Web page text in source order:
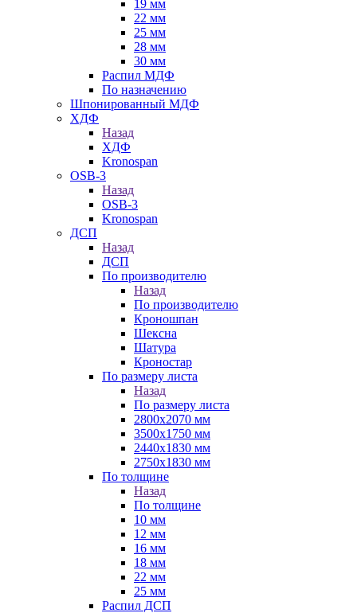
19 мм
22 мм
25 мм
28 мм
30 мм
Распил МДФ
По назначению
Шпонированный МДФ
ХДФ
Назад
ХДФ
Kronospan
OSB-3
Назад
OSB-3
Kronospan
ДСП
Назад
ДСП
По производителю
Назад
По производителю
Кроношпан
Шексна
Шатура
Кроностар
По размеру листа
Назад
По размеру листа
2800х2070 мм
3500х1750 мм
2440х1830 мм
2750х1830 мм
По толщине
Назад
По толщине
10 мм
12 мм
16 мм
18 мм
22 мм
25 мм
Распил ДСП